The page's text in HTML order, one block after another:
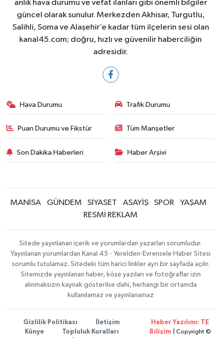
anlık hava durumu ve vefat ilanları gibi önemli bilgiler
güncel olarak sunulur. Merkezden Akhisar, Turgutlu,
Salihli, Soma ve Alaşehir’e kadar tüm ilçelerin sesi olan
kanal45.com; doğru, hızlı ve güvenilir haberciliğin
adresidir.
Hava Durumu Trafik Durumu
Puan Durumu ve Fikstür Tüm Manşetler
Son Dakika Haberleri Haber Arşivi
MANİSA GÜNDEM SİYASET ASAYİŞ SPOR
YAŞAM
RESMİ REKLAM
Sitede yayınlanan içerik ve yorumlardan yazarları sorumludur.
Yayınlanan yorumlardan Kanal 45 - Yerelden-Evrensele Haber Sitesi
sorumlu tutulamaz. Sitedeki tüm harici linkler ayrı bir sayfada açılır.
Sitemizde yayınlanan haber, köşe yazıları ve fotoğraflar izin
alınmaksızın kaynak gösterilse dahi, herhangi bir ortamda
kullanılamaz ve yayınlanamaz
Gizlilik Politikası
İletişim
Künye
Topluluk Kuralları
Haber Yazılımı:
TE
Bilişim | Copyright ©